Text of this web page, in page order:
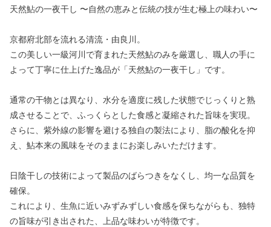
天然鮎の一夜干し 〜自然の恵みと伝統の技が生む極上の味わい〜
京都府北部を流れる清流・由良川。
この美しい一級河川で育まれた天然鮎のみを厳選し、職人の手に
よって丁寧に仕上げた逸品が「天然鮎の一夜干し」です。
通常の干物とは異なり、水分を適度に残した状態でじっくりと熟
成させることで、ふっくらとした食感と凝縮された旨味を実現。
さらに、紫外線の影響を避ける独自の製法により、脂の酸化を抑
え、鮎本来の風味をそのままにお楽しみいただけます。
日陰干しの技術によって製品のばらつきをなくし、均一な品質を
確保。
これにより、生魚に近いみずみずしい食感を保ちながらも、独特
の旨味が引き出された、上品な味わいが特徴です。